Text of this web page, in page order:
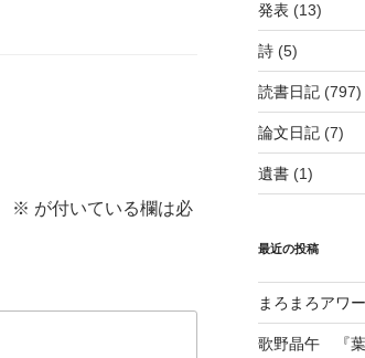
※ が付いている欄は必
発表 (13)
詩(5)
読書日記(797)
論文日記(7)
遺書(1)
最近の投稿
まろまろアワ
歌野晶午 『